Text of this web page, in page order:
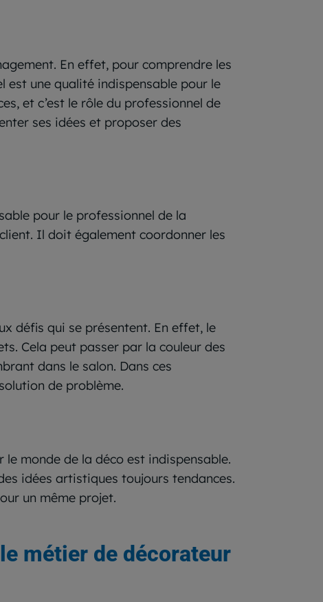
En effet, pour comprendre les
est une qualité indispensable pour le
et c’est le rôle du professionnel de
ses idées et proposer des
pour le professionnel de la
Il doit également coordonner les
défis qui se présentent. En effet, le
Cela peut passer par la couleur des
dans le salon. Dans ces
de problème.
monde de la déco est indispensable.
idées artistiques toujours tendances.
un même projet.
métier de décorateur